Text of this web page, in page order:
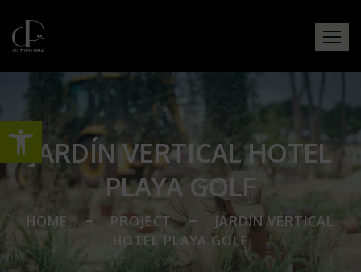
Open toolbar
JARDÍN VERTICAL HOTEL
PLAYA GOLF
HOME PROJECT
JARDÍN VERTICAL
HOTEL PLAYA GOLF